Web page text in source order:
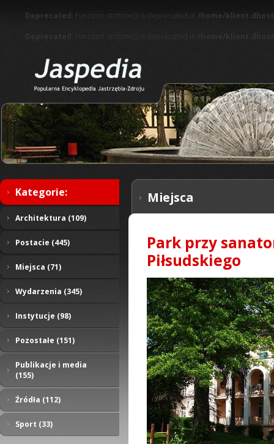
Deprecated : Function strftime() is deprecated in /home/
Kategorie:
Architektura (109)
Postacie (445)
Miejsca (71)
Wydarzenia (345)
Instytucje (98)
Pozostałe (151)
Publikacje i media
(155)
Źródła (112)
Sport (33)
Miejsca
Park przy
Piłsudskiego